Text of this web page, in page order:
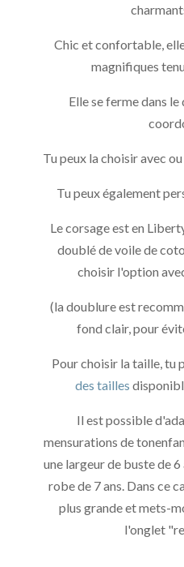
Chic et confortable,
magnifiques
Elle se ferme dans
Tu peux la choisir avec
Tu peux également
Le corsage est en
doublé de voile de
choisir l'option
(la doublure est
fond clair, pour
Pour choisir la taille, tu
des tailles
Il est possible
mensurations de
une largeur de buste de
robe de 7 ans. Dans ce
plus grande et mets-
l'onglet